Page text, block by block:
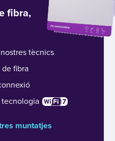
fibra,
tècnics
de fibra
tecnologia
muntatjes